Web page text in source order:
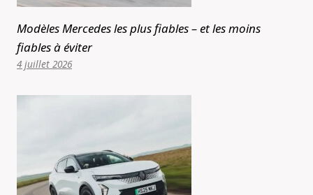
Modèles Mercedes les plus fiables – et les moins
fiables à éviter
4 juillet 2026